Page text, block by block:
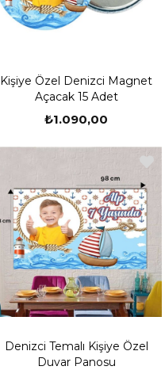
Kişiye Özel Denizci Magnet
Açacak 15 Adet
₺1.090,00
Denizci Temalı Kişiye Özel
Duvar Panosu